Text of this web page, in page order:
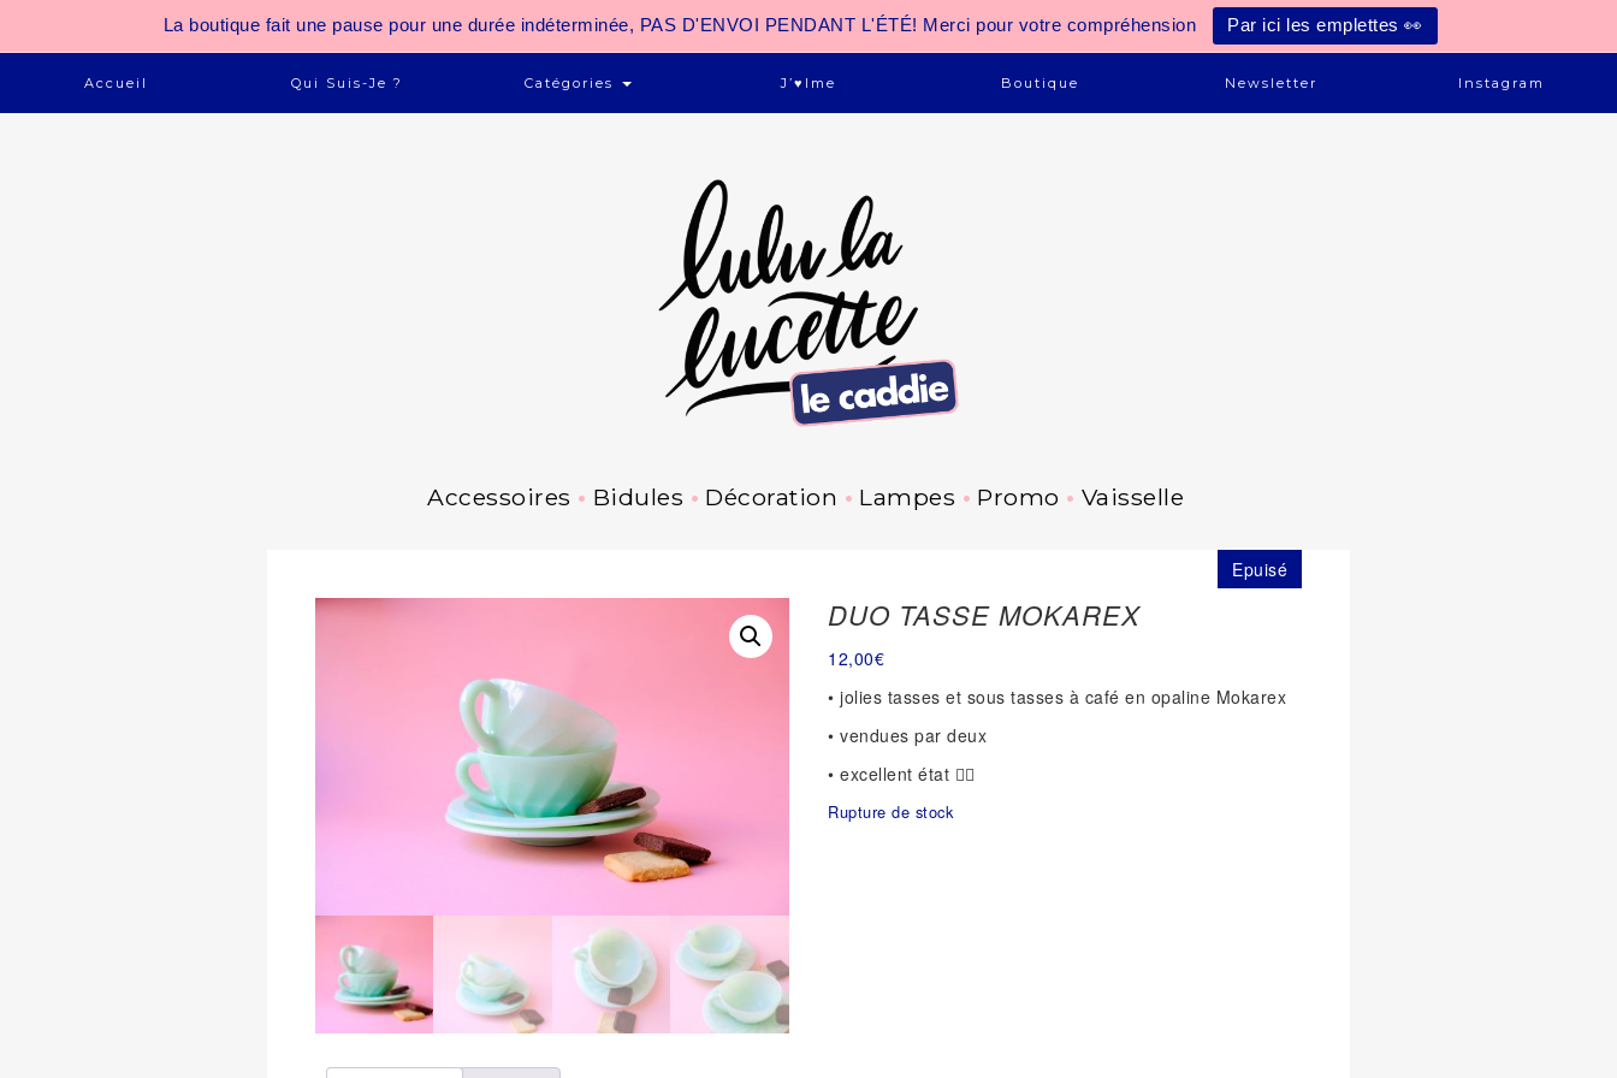
La boutique fait une pause pour une durée indéterminée, PAS D'ENVOI PENDANT L'ÉTÉ! Merci pour votre compréhension Par ici les emplettes 👀
Accueil Qui Suis-Je ? Catégories J’♥ime Boutique Newsletter Instagram
Accessoires Bidules Décoration Lampes Promo Vaisselle
Epuisé
DUO TASSE MOKAREX
12,00€
• jolies tasses et sous tasses à café en opaline Mokarex
• vendues par deux
• excellent état 👌🏻
Rupture de stock